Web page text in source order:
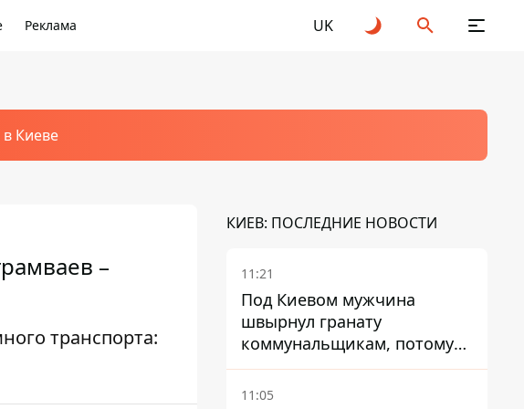
Реклама UK
Киеве
–
транспорта:
КИЕВ: ПОСЛЕДНИЕ НОВОСТИ
11:21
Под Киевом мужчина
швырнул гранату
коммунальщикам, потому
что не хотел платить по
квитанциям
11:05